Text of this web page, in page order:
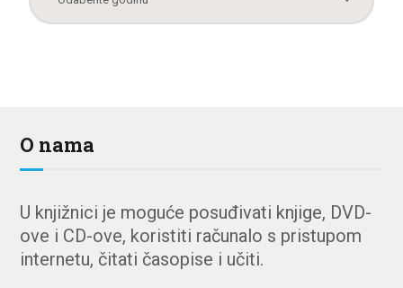
O nama
U knjižnici je moguće posuđivati knjige, DVD-
ove i CD-ove, koristiti računalo s pristupom
internetu, čitati časopise i učiti.